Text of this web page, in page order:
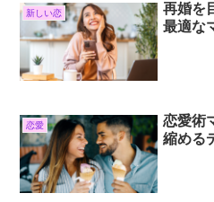
新しい恋
再婚を
最適な
恋愛
恋愛術
縮める